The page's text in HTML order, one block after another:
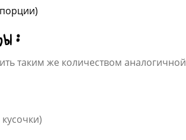
таким же количеством аналогичной